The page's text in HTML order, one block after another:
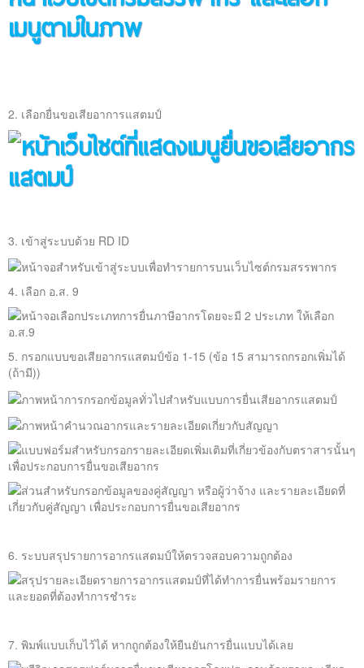
2. เลือกยื่นขอเสียอาการแสตมป์
3. เข้าสู่ระบบด้วย RD ID
4. เลือก อ.ส. 9
5. กรอกแบบขอเสียอากรแสตมป์ข้อ 1-15 (ข้อ 15 สามารถกรอกเพิ่มได้
(ถ้ามี))
6. ระบบสรุปรายการอากรแสตมป์ให้ตรวจสอบความถูกต้อง
7. พิมพ์แบบเก็บไว้ได้ หากถูกต้องให้ยืนยันการยื่นแบบได้เลย